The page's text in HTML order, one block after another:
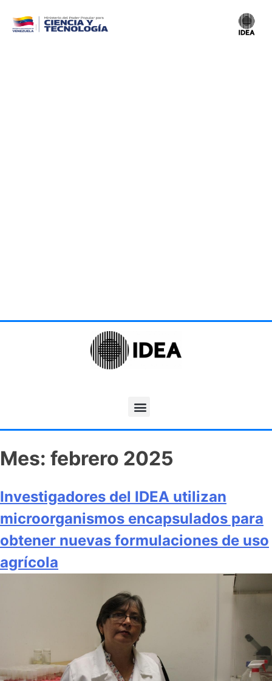
Mes: febrero 2025
Investigadores del IDEA utilizan
microorganismos encapsulados para
obtener nuevas formulaciones de uso
agrícola